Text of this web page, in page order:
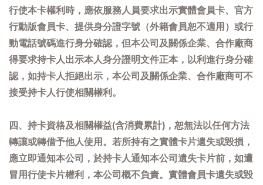
行使本卡權利時，應依服務人員要求出示實體會員卡、官方
行動版會員卡、提供身分證字號（外籍會員恕不適用）或行
動電話號碼進行身分確認，但本公司及關係企業、合作廠商
得要求持卡人出示本人身分證明文件正本，以利進行身分確
認，如持卡人拒絕出示，本公司及關係企業、合作廠商可不
接受持卡人行使相關權利。
四、持卡資格及相關權益(含消費累計)，恕無法以任何方法
轉讓或轉借予他人使用。若所持有之實體卡片遺失或毀損，
應立即通知本公司，於持卡人通知本公司遺失卡片前，如遭
冒用行使卡片權利，本公司概不負責。實體會員卡遺失或毀